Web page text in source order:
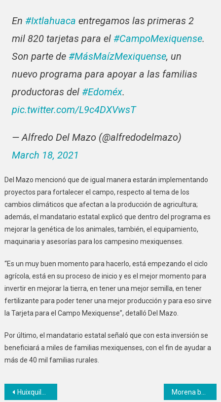
En #Ixtlahuaca entregamos las primeras 2
mil 820 tarjetas para el #CampoMexiquense.
Son parte de #MásMaízMexiquense, un
nuevo programa para apoyar a las familias
productoras del #Edoméx.
pic.twitter.com/L9c4DXVwsT
— Alfredo Del Mazo (@alfredodelmazo)
March 18, 2021
Del Mazo mencionó que de igual manera estarán implementando
proyectos para fortalecer el campo, respecto al tema de los
cambios climáticos que afectan a la producción de agricultura;
además, el mandatario estatal explicó que dentro del programa es
mejorar la genética de los animales, también, el equipamiento,
maquinaria y asesorías para los campesino mexiquenses.
“Es un muy buen momento para hacerlo, está empezando el ciclo
agrícola, está en su proceso de inicio y es el mejor momento para
invertir en mejorar la tierra, en tener una mejor semilla, en tener
fertilizante para poder tener una mejor producción y para eso sirve
la Tarjeta para el Campo Mexiquense”, detalló Del Mazo.
Por último, el mandatario estatal señaló que con esta inversión se
beneficiará a miles de familias mexiquenses, con el fin de ayudar a
más de 40 mil familias rurales.
Navegación
Huixquilucan, el municipio más avanzado en certificación de policías